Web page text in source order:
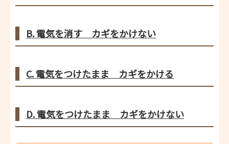
B. 電気を消す カギをかけない
C. 電気をつけたまま カギをかける
D. 電気をつけたまま カギをかけない